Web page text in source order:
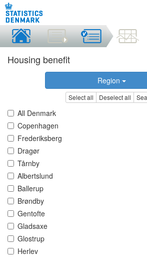
Housing benefit
Region
Select all Deselect all
All Denmark
Copenhagen
Frederiksberg
Dragør
Tårnby
Albertslund
Ballerup
Brøndby
Gentofte
Gladsaxe
Glostrup
Herlev